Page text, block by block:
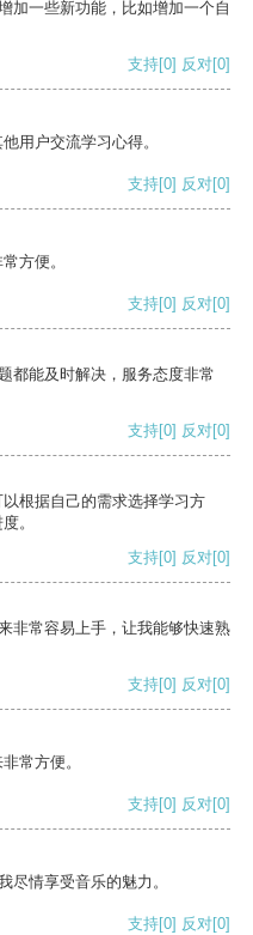
加一些新功能，比如增加一个自
支持[0] 反对[0]
用户交流学习心得。
支持[0] 反对[0]
方便。
支持[0] 反对[0]
都能及时解决，服务态度非常
支持[0] 反对[0]
根据自己的需求选择学习方
。
支持[0] 反对[0]
非常容易上手，让我能够快速熟
支持[0] 反对[0]
常方便。
支持[0] 反对[0]
尽情享受音乐的魅力。
支持[0] 反对[0]